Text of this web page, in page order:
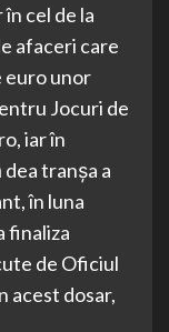
cel de la
afaceri care
euro unor
Jocuri de
iar în
tranșa a
în luna
finaliza
de Oficiul
acest dosar,